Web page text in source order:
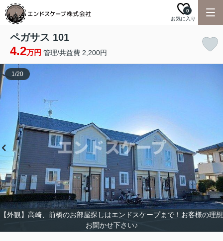
お気に入り
0
ペガサス 101
4.2万円 管理/共益費 2,200円
【外観】高崎、前橋のお部屋探しはエンドスケープまで！お客様の理想
お聞かせ下さい♪
1/20